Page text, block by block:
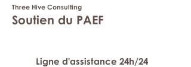
Three Hive Consulting
Soutien du PAEF
Ligne d'assistance 24h/24